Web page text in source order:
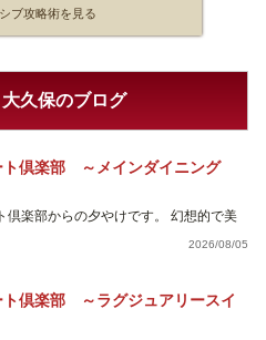
ブ攻略術を見る
久保のブログ
ト倶楽部 ～メインダイニング
倶楽部からの夕やけです。 幻想的で美
2026/08/05
ト倶楽部 ～ラグジュアリースイ